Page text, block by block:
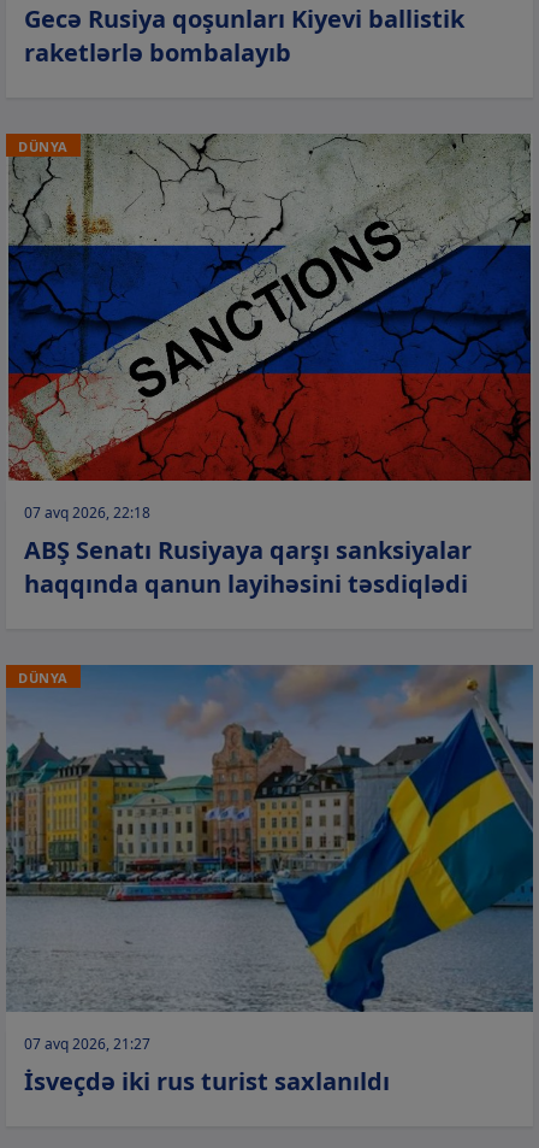
Gecə Rusiya qoşunları Kiyevi ballistik
raketlərlə bombalayıb
DÜNYA
07 avq 2026, 22:18
ABŞ Senatı Rusiyaya qarşı sanksiyalar
haqqında qanun layihəsini təsdiqlədi
DÜNYA
07 avq 2026, 21:27
İsveçdə iki rus turist saxlanıldı